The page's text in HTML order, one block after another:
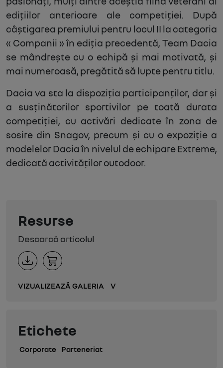
edițiilor anterioare ale competiției. După
câștigarea premiului pentru locul II la categoria
« Companii » în ediția precedentă, Team Dacia
se mândrește cu o echipă și mai motivată, și
mai numeroasă, pregătită să lupte pentru titlu.
Dacia va sta la dispoziția participanților, dar și
a susținătorilor sportivilor pe toată durata
competiției, cu activări dedicate în zona de
sosire din Snagov, precum și cu o expoziție a
modelelor Dacia în nivelul de echipare Extreme,
dedicată activităților outodoor.
Resurse
Descarcă articolul
VIZUALIZEAZĂ GALERIA V
Etichete
Corporate Parteneriat